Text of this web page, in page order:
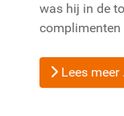
was hij in de
complimenten
Lees meer